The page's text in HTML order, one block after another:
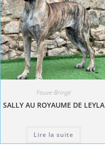
Fauve-Bringé
SALLY AU ROYAUME DE LEYLA
Lire la suite